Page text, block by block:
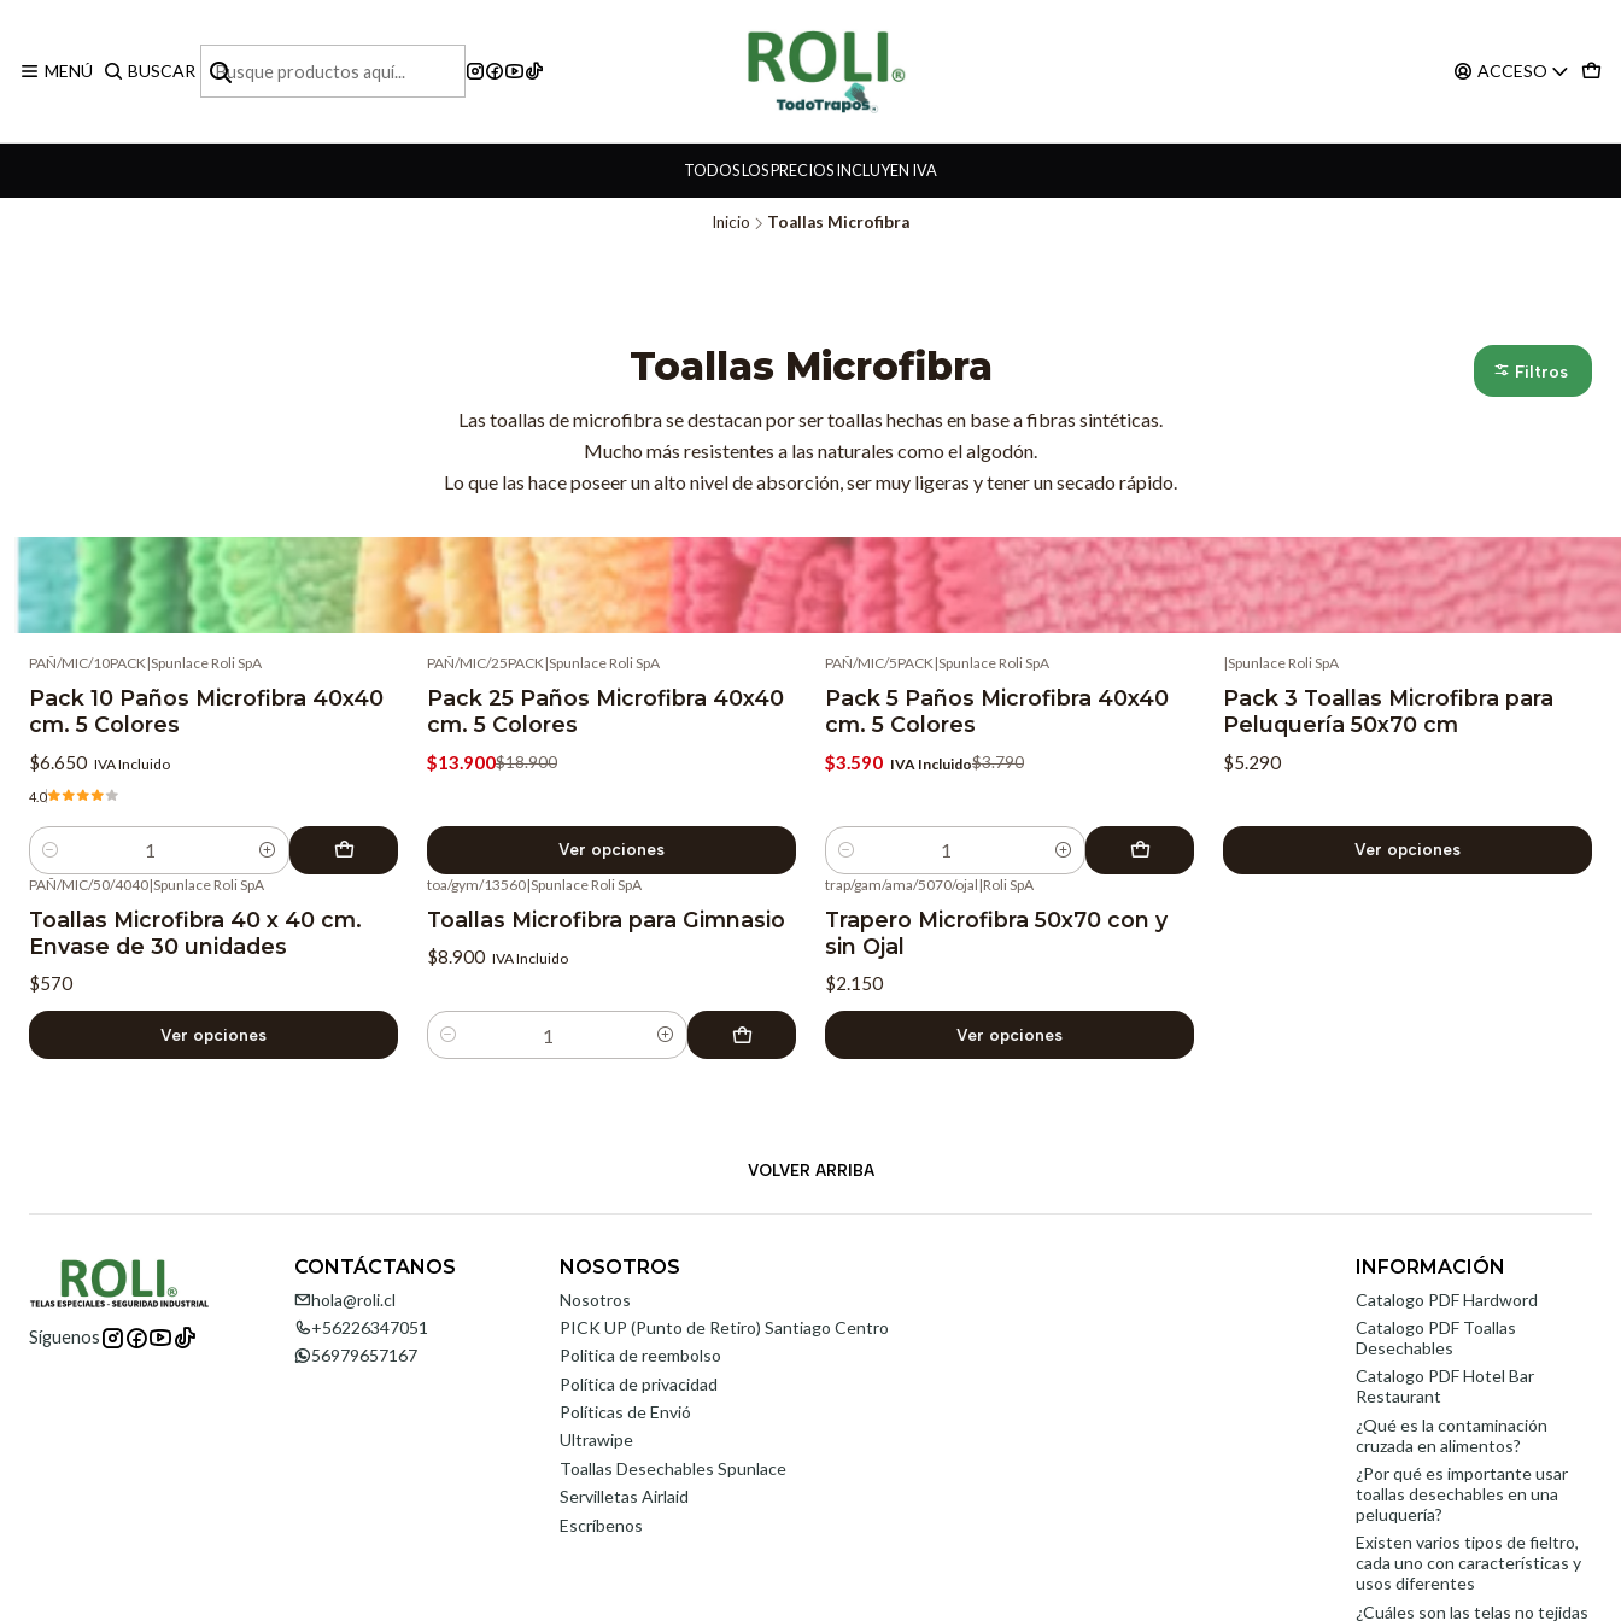
MENÚ BUSCAR ACCESO
TODOS LOS PRECIOS INCLUYEN IVA
Inicio Toallas Microfibra
Toallas Microfibra
Las toallas de microfibra se destacan por ser toallas hechas en base a fibras sintéticas.
Mucho más resistentes a las naturales como el algodón.
Lo que las hace poseer un alto nivel de absorción, ser muy ligeras y tener un secado rápido.
Filtros
PAÑ/MIC/10PACK|Spunlace Roli SpA
Pack 10 Paños Microfibra 40x40
cm. 5 Colores
$6.650 IVA Incluido
4.0
Cantidad
PAÑ/MIC/25PACK|Spunlace Roli SpA
Pack 25 Paños Microfibra 40x40
cm. 5 Colores
$13.900$18.900
Ver opciones
PAÑ/MIC/5PACK|Spunlace Roli SpA
Pack 5 Paños Microfibra 40x40
cm. 5 Colores
$3.590 IVA Incluido$3.790
Cantidad
|Spunlace Roli SpA
Pack 3 Toallas Microfibra para
Peluquería 50x70 cm
$5.290
Ver opciones
PAÑ/MIC/50/4040|Spunlace Roli SpA
Toallas Microfibra 40 x 40 cm.
Envase de 30 unidades
$570
Ver opciones
toa/gym/13560|Spunlace Roli SpA
Toallas Microfibra para Gimnasio
$8.900 IVA Incluido
Cantidad
trap/gam/ama/5070/ojal |Roli SpA
Trapero Microfibra 50x70 con y
sin Ojal
$2.150
Ver opciones
VOLVER ARRIBA
Síguenos
CONTÁCTANOS
hola@roli.cl
+56226347051
56979657167
NOSOTROS
Nosotros
PICK UP (Punto de Retiro) Santiago Centro
Politica de reembolso
Política de privacidad
Políticas de Envió
Ultrawipe
Toallas Desechables Spunlace
Servilletas Airlaid
Escríbenos
INFORMACIÓN
Catalogo PDF Hardword
Catalogo PDF Toallas
Desechables
Catalogo PDF Hotel Bar
Restaurant
¿Qué es la contaminación
cruzada en alimentos?
¿Por qué es importante usar
toallas desechables en una
peluquería?
Existen varios tipos de fieltro,
cada uno con características y
usos diferentes
¿Cuáles son las telas no tejidas